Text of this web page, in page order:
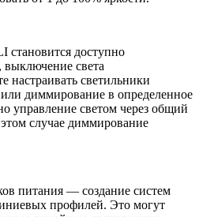
становится доступно
выключение света
светильники
диммирование в определенное
управление светом через общий
случае диммирование
питания — создание систем
профилей. Это могут